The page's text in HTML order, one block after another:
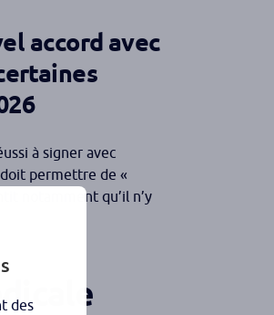
accord avec
à signer avec
doit permettre de «
notamment qu’il n’y
des